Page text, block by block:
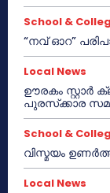
School &
“നവ് ഓറ”
Local News
ഊരകം സ്റ്റാർ
പുരസ്‌ക്കാര
School &
വിസ്മയം
Local News